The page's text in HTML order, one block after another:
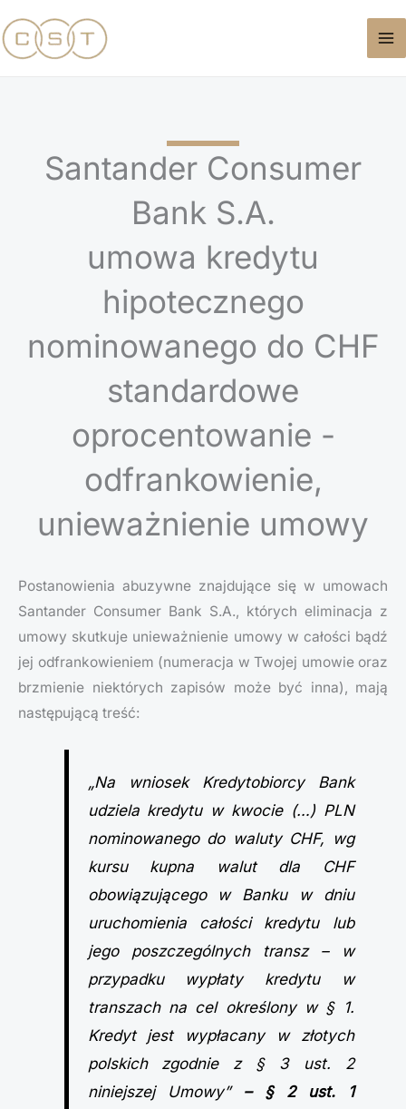
do
treści
Santander Consumer
Bank S.A.
umowa kredytu
hipotecznego
nominowanego do CHF
standardowe
oprocentowanie -
odfrankowienie,
unieważnienie umowy
Postanowienia abuzywne znajdujące się w umowach
Santander Consumer Bank S.A., których eliminacja z
umowy skutkuje unieważnienie umowy w całości bądź
jej odfrankowieniem (numeracja w Twojej umowie oraz
brzmienie niektórych zapisów może być inna), mają
następującą treść:
„Na wniosek Kredytobiorcy Bank
udziela kredytu w kwocie (…) PLN
nominowanego do waluty CHF, wg
kursu kupna walut dla CHF
obowiązującego w Banku w dniu
uruchomienia całości kredytu lub
jego poszczególnych transz – w
przypadku wypłaty kredytu w
transzach na cel określony w § 1.
Kredyt jest wypłacany w złotych
polskich zgodnie z § 3 ust. 2
niniejszej Umowy”– § 2 ust. 1